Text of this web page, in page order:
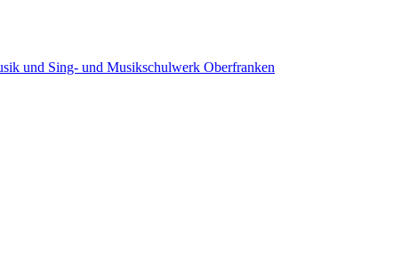
und Sing- und Musikschulwerk Oberfranken